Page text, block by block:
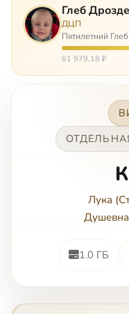
Глеб
ДЦП
Пятилетний
ДЦП из-за
но его
61 979,18 ₽
Лука
1.0 ГБ